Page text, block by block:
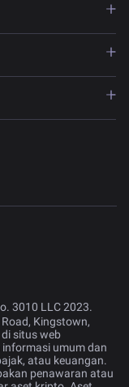
3010 LLC 2023.
Kingstown,
situs web
umum dan
atau keuangan.
penawaran atau